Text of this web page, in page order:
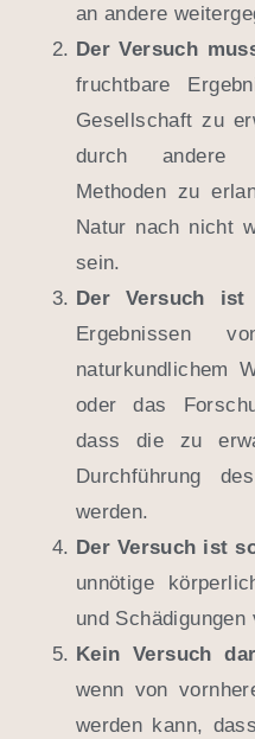
an andere
Der Versuch
fruchtbare
Gesellschaft zu
durch andere
Methoden zu
Natur nach nicht
sein.
Der Versuch
Ergebnissen
naturkundlichem
oder das
dass die zu
Durchführung
werden.
Der Versuch ist
unnötige
und
Kein Versuch
wenn von
werden kann,